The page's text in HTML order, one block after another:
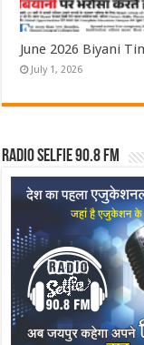
June 2026 Biyani
July 1, 2026
Radio Selfie 90.8 FM